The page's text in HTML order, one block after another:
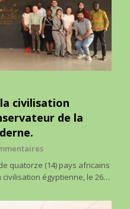
civilisation
de la
quatorze (14) pays africains
égyptienne, le 26…